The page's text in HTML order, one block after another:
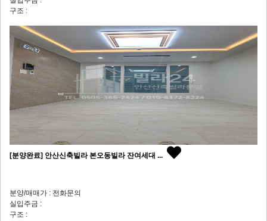
구조 :
[분양완료] 안산신축빌라 본오동빌라 잔여세대 ...
분양/매매가 : 전화문의
실입주금 :
구조 :